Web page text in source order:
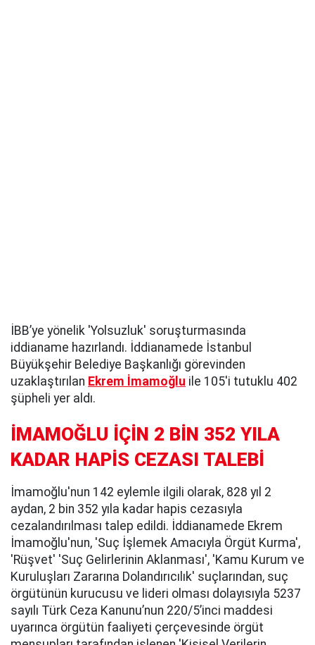
İBB’ye yönelik 'Yolsuzluk' soruşturmasında
iddianame hazırlandı. İddianamede İstanbul
Büyükşehir Belediye Başkanlığı görevinden
uzaklaştırılan Ekrem İmamoğlu ile 105'i tutuklu 402
şüpheli yer aldı.
İMAMOĞLU İÇİN 2 BİN 352 YILA
KADAR HAPİS CEZASI TALEBİ
İmamoğlu'nun 142 eylemle ilgili olarak, 828 yıl 2
aydan, 2 bin 352 yıla kadar hapis cezasıyla
cezalandırılması talep edildi. İddianamede Ekrem
İmamoğlu'nun, 'Suç İşlemek Amacıyla Örgüt Kurma',
'Rüşvet' 'Suç Gelirlerinin Aklanması', 'Kamu Kurum ve
Kuruluşları Zararına Dolandırıcılık' suçlarından, suç
örgütünün kurucusu ve lideri olması dolayısıyla 5237
sayılı Türk Ceza Kanunu’nun 220/5’inci maddesi
uyarınca örgütün faaliyeti çerçevesinde örgüt